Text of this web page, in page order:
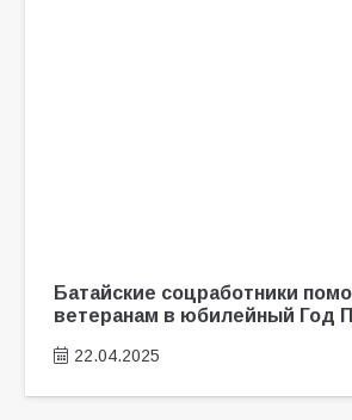
Батайские соцработники
ветеранам в юбилейный Год
22.04.2025